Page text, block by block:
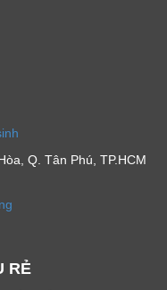
Q. Tân Phú, TP.HCM
RẺ